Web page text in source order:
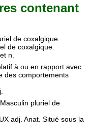
contenant
de coxalgique.
de coxalgique.
n.
à ou en rapport avec
des comportements
pluriel de
adj. Anat. Situé sous la